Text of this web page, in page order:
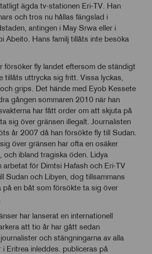
ägda tv-stationen Eri-TV. Han
och tros nu hållas fängslad i
antingen i May Srwa eller i
Abeito. Hans familj tillåts inte besöka
försöker fly landet eftersom de ständigt
tillåts uttrycka sig fritt. Vissa lyckas,
grips. Det hände med Eyob Kessete
gången sommaren 2010 när han
har fått order om att skjuta på
sig över gränsen illegalt. Journalisten
år 2007 då han försökte fly till Sudan.
över gränsen har ofta en osäker
och ibland tragiska öden. Lidya
arbetat för Dimtsi Hafash och Eri-TV
Sudan och Libyen, dog tillsammans
på en båt som försökte ta sig över
har lanserat en internationell
att tio år har gått sedan
och stängningarna av alla
i Eritrea inleddes. publiceras på